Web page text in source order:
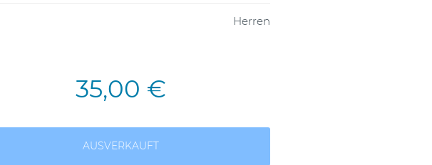
Herren
35,00 €
AUSVERKAUFT